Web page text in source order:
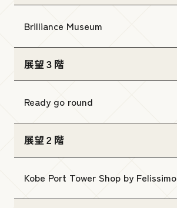
Brilliance Museum
展望３階
Ready go round
展望２階
Kobe Port Tower Shop by Felissimo